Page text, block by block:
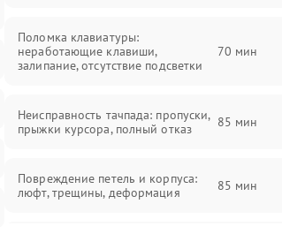
Поломка клавиатуры:
неработающие клавиши,
залипание, отсутствие подсветки
70 мин
Неисправность тачпада: пропуски,
прыжки курсора, полный отказ
85 мин
Повреждение петель и корпуса:
люфт, трещины, деформация
85 мин